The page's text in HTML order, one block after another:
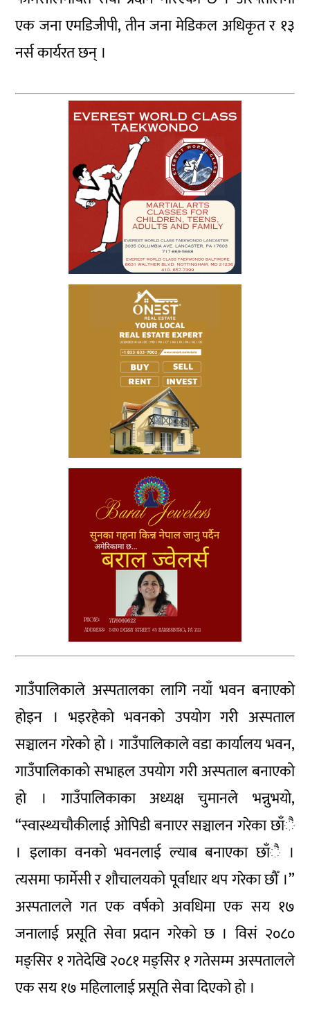
एक जना एमडिजीपी, तीन जना मेडिकल अधिकृत र १३
नर्स कार्यरत छन् ।
गाउँपालिकाले अस्पतालका लागि नयाँ भवन बनाएको
होइन । भइरहेको भवनको उपयोग गरी अस्पताल
सञ्चालन गरेको हो । गाउँपालिकाले वडा कार्यालय भवन,
गाउँपालिकाको सभाहल उपयोग गरी अस्पताल बनाएको
हो । गाउँपालिकाका अध्यक्ष चुमानले भन्नुभयो,
“स्वास्थ्यचौकीलाई ओपिडी बनाएर सञ्चालन गरेका छाँै
। इलाका वनको भवनलाई ल्याब बनाएका छाँै ।
त्यसमा फार्मेसी र शौचालयको पूर्वाधार थप गरेका छौँ ।”
अस्पतालले गत एक वर्षको अवधिमा एक सय १७
जनालाई प्रसूति सेवा प्रदान गरेको छ । विसं २०८०
मङ्सिर १ गतेदेखि २०८१ मङ्सिर १ गतेसम्म अस्पतालले
एक सय १७ महिलालाई प्रसूति सेवा दिएको हो ।